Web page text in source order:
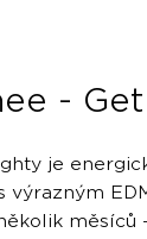
-
je
výrazným
měsíců